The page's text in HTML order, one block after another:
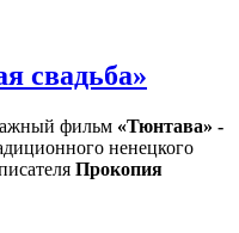
свадьба»
фильм «Тюнтава» -
ненецкого
Прокопия